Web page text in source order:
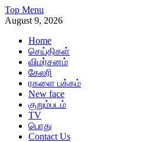
Skip
to
Top Menu
August 9, 2026
Home
செய்திகள்
விமர்சனம்
கேலரி
ரகளை பக்கம்
New face
குறும்படம்
TV
பொது
Contact Us